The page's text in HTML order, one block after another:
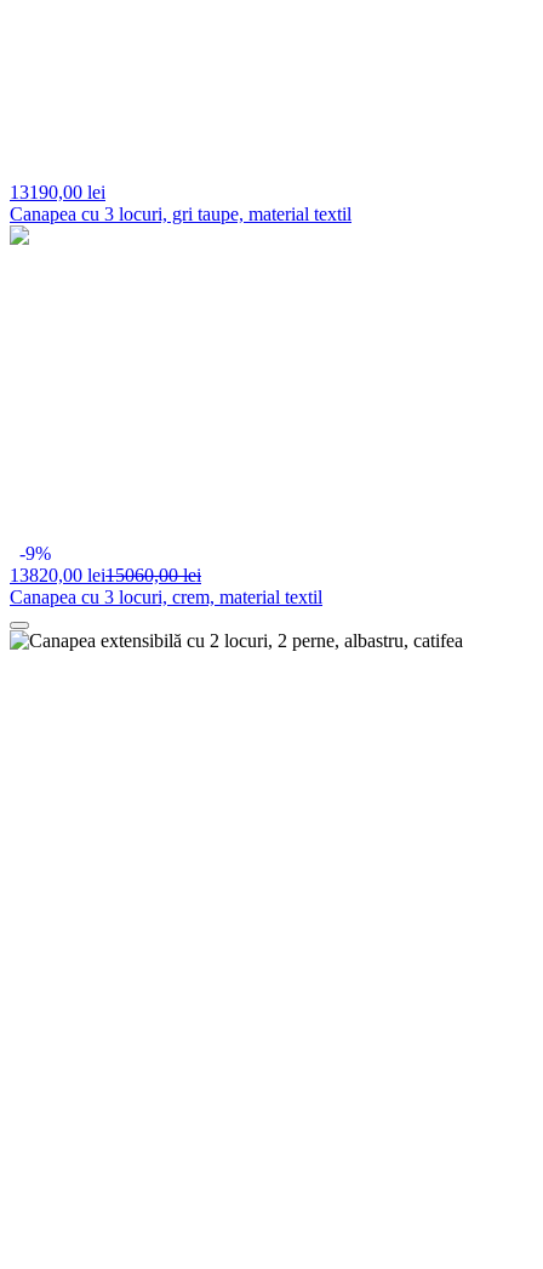
13190,00 lei
Canapea cu 3 locuri, gri taupe, material textil
-9%
13820,00 lei15060,00 lei
Canapea cu 3 locuri, crem, material textil